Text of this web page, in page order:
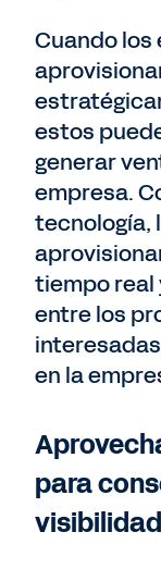
Cuando los
estos
generar
empresa.
tecnología,
tiempo real
entre los
en la
para
visibilidad